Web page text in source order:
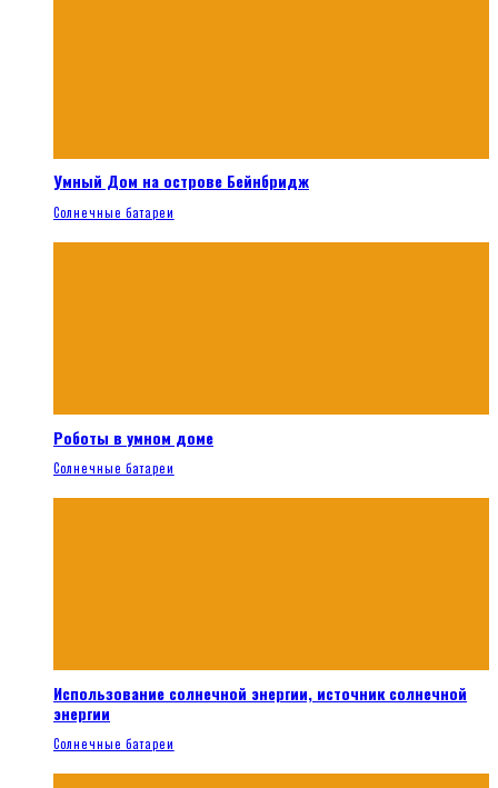
Умный Дом на острове Бейнбридж
Солнечные батареи
Роботы в умном доме
Солнечные батареи
Использование солнечной энергии, источник солнечной
энергии
Солнечные батареи